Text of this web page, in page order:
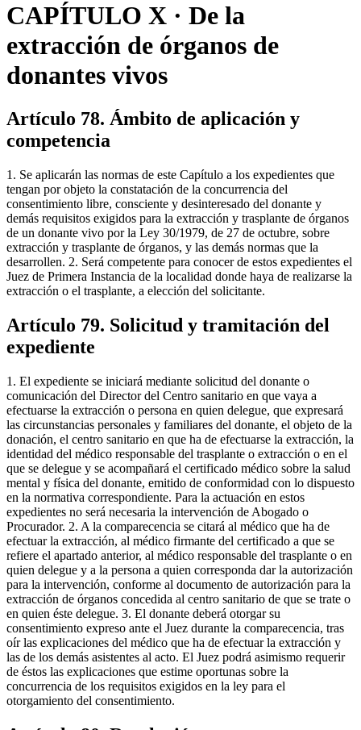
CAPÍTULO X · De la
extracción de órganos de
donantes vivos
Artículo 78. Ámbito de aplicación y
competencia
1. Se aplicarán las normas de este Capítulo a los expedientes que
tengan por objeto la constatación de la concurrencia del
consentimiento libre, consciente y desinteresado del donante y
demás requisitos exigidos para la extracción y trasplante de órganos
de un donante vivo por la Ley 30/1979, de 27 de octubre, sobre
extracción y trasplante de órganos, y las demás normas que la
desarrollen. 2. Será competente para conocer de estos expedientes el
Juez de Primera Instancia de la localidad donde haya de realizarse la
extracción o el trasplante, a elección del solicitante.
Artículo 79. Solicitud y tramitación del
expediente
1. El expediente se iniciará mediante solicitud del donante o
comunicación del Director del Centro sanitario en que vaya a
efectuarse la extracción o persona en quien delegue, que expresará
las circunstancias personales y familiares del donante, el objeto de la
donación, el centro sanitario en que ha de efectuarse la extracción, la
identidad del médico responsable del trasplante o extracción o en el
que se delegue y se acompañará el certificado médico sobre la salud
mental y física del donante, emitido de conformidad con lo dispuesto
en la normativa correspondiente. Para la actuación en estos
expedientes no será necesaria la intervención de Abogado o
Procurador. 2. A la comparecencia se citará al médico que ha de
efectuar la extracción, al médico firmante del certificado a que se
refiere el apartado anterior, al médico responsable del trasplante o en
quien delegue y a la persona a quien corresponda dar la autorización
para la intervención, conforme al documento de autorización para la
extracción de órganos concedida al centro sanitario de que se trate o
en quien éste delegue. 3. El donante deberá otorgar su
consentimiento expreso ante el Juez durante la comparecencia, tras
oír las explicaciones del médico que ha de efectuar la extracción y
las de los demás asistentes al acto. El Juez podrá asimismo requerir
de éstos las explicaciones que estime oportunas sobre la
concurrencia de los requisitos exigidos en la ley para el
otorgamiento del consentimiento.